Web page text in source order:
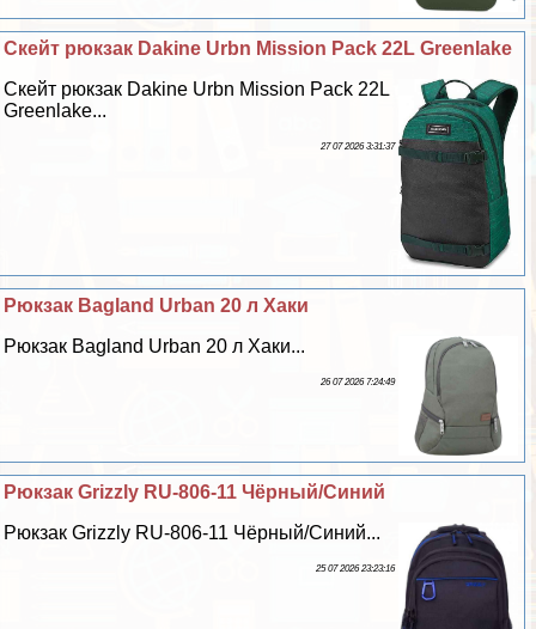
Скейт рюкзак Dakine Urbn Mission Pack 22L Greenlake
Скейт рюкзак Dakine Urbn Mission Pack 22L
Greenlake...
27 07 2026 3:31:37
Рюкзак Bagland Urban 20 л Хаки
Рюкзак Bagland Urban 20 л Хаки...
26 07 2026 7:24:49
Рюкзак Grizzly RU-806-11 Чёрный/Синий
Рюкзак Grizzly RU-806-11 Чёрный/Синий...
25 07 2026 23:23:16